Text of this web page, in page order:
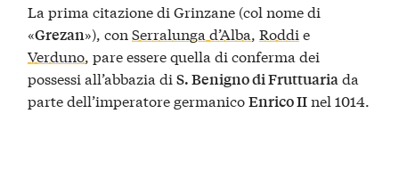
La prima citazione di Grinzane (col nome di
«Grezan»), conSerralunga d’Alba,Roddi e
Verduno, pare essere quella di conferma dei
possessi all’abbazia diS. Benigno di Fruttuariada
parte dell’imperatore germanicoEnrico IInel 1014.